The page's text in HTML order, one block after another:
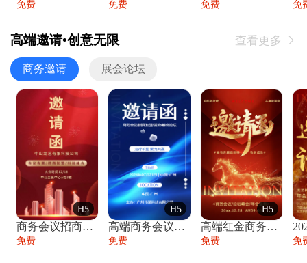
免费 免费 免费 免
高端邀请•创意无限 查看更多 
商务邀请 展会论坛
H5
商务会议招商展会科技峰会邀请函年会邀请
免费
H5
高端商务会议招商加盟展会峰会论坛邀请函
免费
H5
高端红金商务会议年会年终盛典答谢邀请函
免费 免